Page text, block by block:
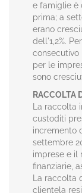
e famiglie è
prima; a
erano
dell'1,2%.
consecutivo
per le
sono
RACCOLTA
La
custoditi
incremento
settembre
imprese e il
finanziarie,
La
clientela